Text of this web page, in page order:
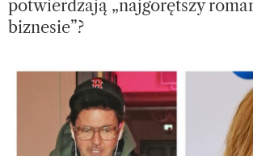
potwierdzają „najgorętszy
biznesie”?